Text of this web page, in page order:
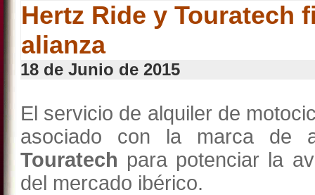
Hertz Ride y Touratech
alianza
18 de Junio de 2015
El servicio de alquiler de
asociado con la marca de
Touratech para potenciar la
del mercado ibérico.